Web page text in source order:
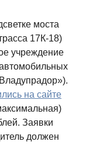
моста
17К-18)
учреждение
на сайте
Заявки
должен